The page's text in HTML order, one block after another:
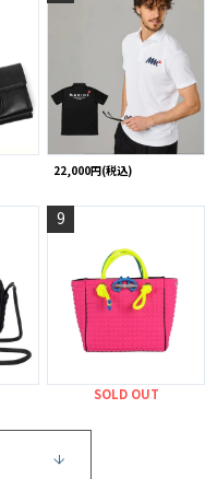
22,000円(税込)
9
SOLD OUT